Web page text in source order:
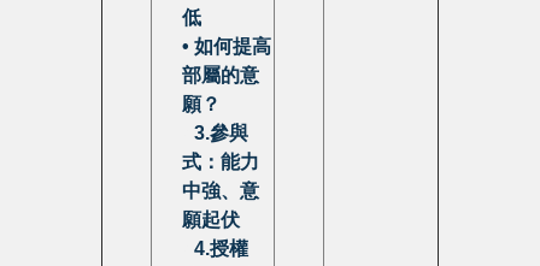
低
• 如何提高
部屬的意
願？
3.參與
式：能力
中強、意
願起伏
4.授權